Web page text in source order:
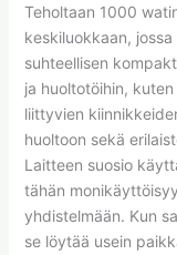
Teholtaan 1000
keskiluokkaan,
suhteellisen
ja huoltotöihin,
liittyvien
huoltoon sekä
Laitteen suosio
tähän
yhdistelmään. Kun
se löytää usein